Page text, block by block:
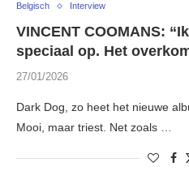
Belgisch Interview
VINCENT COOMANS:
speciaal op. Het
27/01/2026
Dark Dog, zo heet het nieuwe
Mooi, maar triest. Net zoals …